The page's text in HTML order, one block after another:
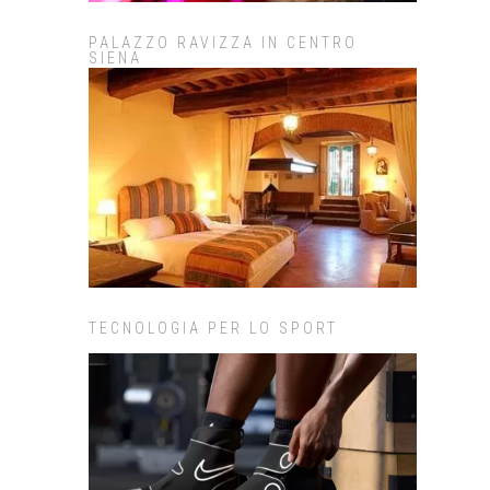
PALAZZO RAVIZZA IN CENTRO
SIENA
TECNOLOGIA PER LO SPORT